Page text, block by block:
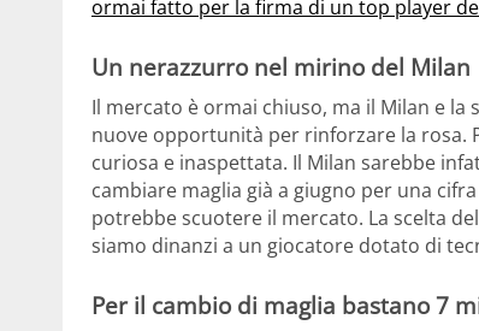
ormai fatto per la firma di un top player
Un nerazzurro nel mirino del Milan
Il mercato è ormai chiuso, ma il Milan e
nuove opportunità per rinforzare la rosa.
curiosa e inaspettata. Il Milan sarebbe
cambiare maglia già a giugno per una
potrebbe scuotere il mercato. La scelta
siamo dinanzi a un giocatore dotato di
Per il cambio di maglia bastano 7